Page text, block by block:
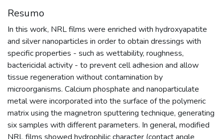
Resumo
In this work, NRL films were enriched with hydroxyapatite
and silver nanoparticles in order to obtain dressings with
specific properties - such as wettability, roughness,
bactericidal activity - to prevent cell adhesion and allow
tissue regeneration without contamination by
microorganisms. Calcium phosphate and nanoparticulate
metal were incorporated into the surface of the polymeric
matrix using the magnetron sputtering technique, generating
six samples with different parameters. In general, modified